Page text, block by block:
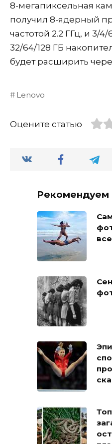
8-мегапиксельная
получил 8-ядерный
частотой 2.2 ГГц, и 3/
32/64/128 ГБ
будет расширить
Lenovo
Оцените статью
Рекомендуем